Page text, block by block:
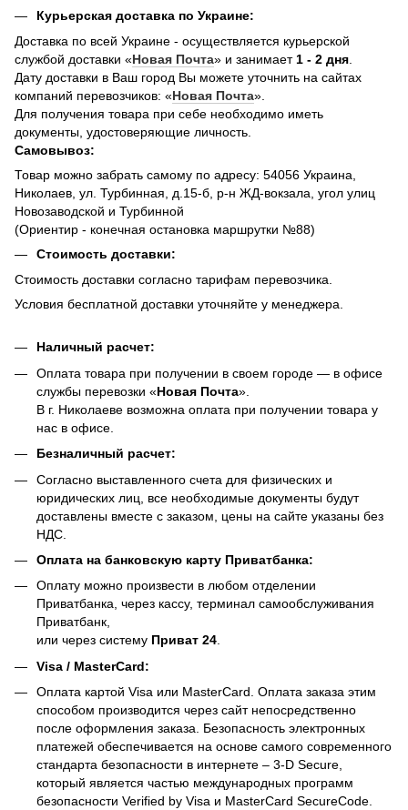
Курьерская доставка по Украине:
Доставка по всей Украине - осуществляется курьерской
службой доставки «Новая Почта» и занимает 1 - 2 дня
Дату доставки в Ваш город Вы можете уточнить на сайтах
компаний перевозчиков: «Новая Почта».
Для получения товара при себе необходимо иметь
документы, удостоверяющие личность.
Самовывоз:
Товар можно забрать самому по адресу: 54056 Украина,
Николаев, ул. Турбинная, д.15-б, р-н ЖД-вокзала, угол улиц
Новозаводской и Турбинной
(Ориентир - конечная остановка маршрутки №88)
Стоимость доставки:
Стоимость доставки согласно тарифам перевозчика.
Условия бесплатной доставки уточняйте у менеджера.
Наличный расчет:
Оплата товара при получении в своем городе — в офисе
службы перевозки «Новая Почта».
В г. Николаеве возможна оплата при получении товара у
нас в офисе.
Безналичный расчет:
Согласно выставленного счета для физических и
юридических лиц, все необходимые документы будут
доставлены вместе с заказом, цены на сайте указаны без
НДС.
Оплата на банковскую карту Приватбанка:
Оплату можно произвести в любом отделении
Приватбанка, через кассу, терминал самообслуживания
Приватбанк,
или через систему Приват 24.
Visa / MasterCard:
Оплата картой Visa или MasterCard. Оплата заказа этим
способом производится через сайт непосредственно
после оформления заказа. Безопасность электронных
платежей обеспечивается на основе самого современного
стандарта безопасности в интернете – 3-D Secure,
который является частью международных программ
безопасности Verified by Visa и MasterCard SecureCode.